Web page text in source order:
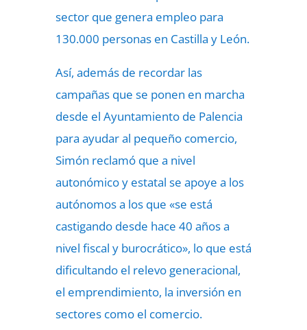
sector que genera empleo para
130.000 personas en Castilla y León.
Así, además de recordar las
campañas que se ponen en marcha
desde el Ayuntamiento de Palencia
para ayudar al pequeño comercio,
Simón reclamó que a nivel
autonómico y estatal se apoye a los
autónomos a los que «se está
castigando desde hace 40 años a
nivel fiscal y burocrático», lo que está
dificultando el relevo generacional,
el emprendimiento, la inversión en
sectores como el comercio.